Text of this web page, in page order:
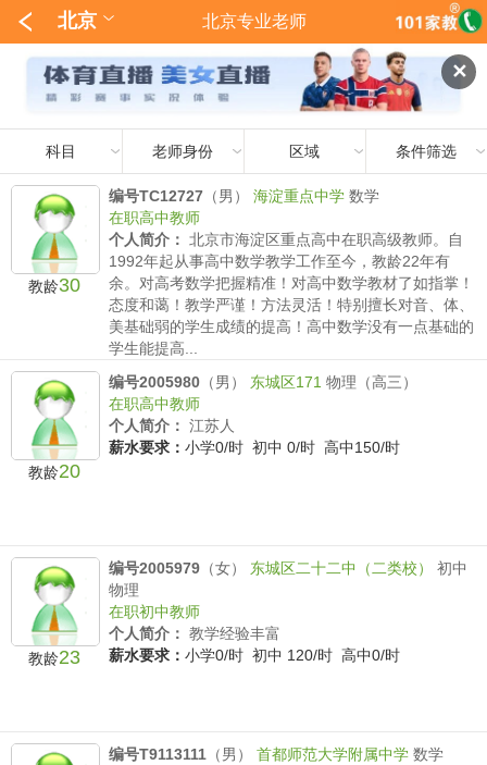
✕
北京 北京专业老师
科目 老师身份 区域 条件筛选
教龄30
编号TC12727 （男） 海淀重点中学 数学
在职高中教师
个人简介： 北京市海淀区重点高中在职高级教师。自
1992年起从事高中数学教学工作至今，教龄22年有
余。对高考数学把握精准！对高中数学教材了如指掌！
态度和蔼！教学严谨！方法灵活！特别擅长对音、体、
美基础弱的学生成绩的提高！高中数学没有一点基础的
学生能提高...
教龄20
编号2005980 （男） 东城区171 物理（高三）
在职高中教师
个人简介： 江苏人
薪水要求： 小学0/时 初中 0/时 高中150/时
教龄23
编号2005979 （女） 东城区二十二中（二类校） 初中
物理
在职初中教师
个人简介： 教学经验丰富
薪水要求： 小学0/时 初中 120/时 高中0/时
编号T9113111 （男） 首都师范大学附属中学 数学